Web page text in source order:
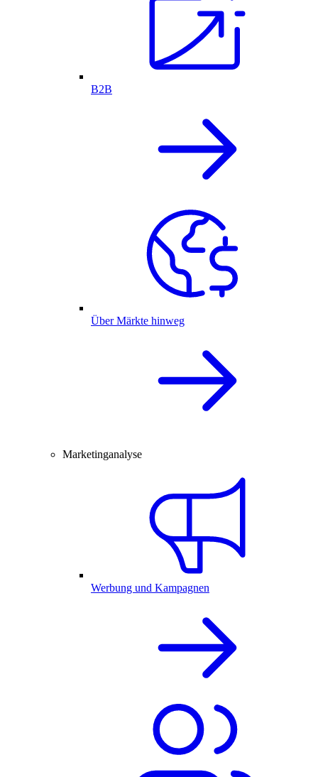
B2B
Über Märkte hinweg
Marketinganalyse
Werbung und Kampagnen